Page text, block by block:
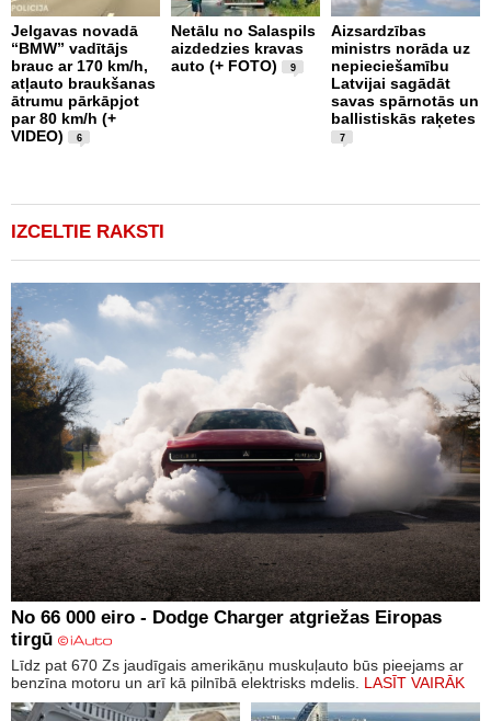
Jelgavas novadā
“BMW” vadītājs
brauc ar 170 km/h,
atļauto braukšanas
ātrumu pārkāpjot
par 80 km/h (+
VIDEO)
6
Netālu no Salaspils
aizdedzies kravas
auto (+ FOTO)
9
Aizsardzības
ministrs norāda uz
nepieciešamību
Latvijai sagādāt
savas spārnotās un
ballistiskās raķetes
7
IZCELTIE RAKSTI
No 66 000 eiro - Dodge Charger atgriežas Eiropas
tirgū
Līdz pat 670 Zs jaudīgais amerikāņu muskuļauto būs pieejams ar
benzīna motoru un arī kā pilnībā elektrisks mdelis. LASĪT VAIRĀK